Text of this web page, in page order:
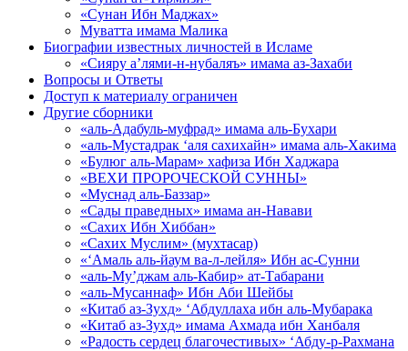
«Сунан Ибн Маджах»
Муватта имама Малика
Биографии известных личностей в Исламе
«Сияру а’лями-н-нубаляъ» имама аз-Захаби
Вопросы и Ответы
Доступ к материалу ограничен
Другие сборники
«аль-Адабуль-муфрад» имама аль-Бухари
«аль-Мустадрак ‘аля сахихайн» имама аль-Хакима
«Булюг аль-Марам» хафиза Ибн Хаджара
«ВЕХИ ПРОРОЧЕСКОЙ СУННЫ»
«Муснад аль-Баззар»
«Сады праведных» имама ан-Навави
«Сахих Ибн Хиббан»
«Сахих Муслим» (мухтасар)
«‘Амаль аль-йаум ва-л-лейля» Ибн ас-Сунни
«аль-Му’джам аль-Кабир» ат-Табарани
«аль-Мусаннаф» Ибн Аби Шейбы
«Китаб аз-Зухд» ‘Абдуллаха ибн аль-Мубарака
«Китаб аз-Зухд» имама Ахмада ибн Ханбаля
«Радость сердец благочестивых» ‘Абду-р-Рахмана